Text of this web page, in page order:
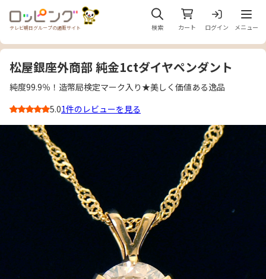
テレビ朝日グループの通販サイト 検索 カート ログイン
メニ
メニュー
松屋銀座外商部 純金1ctダイヤペンダント
純度99.9％！造幣局検定マーク入り★美しく価値ある逸品
5.01件のレビューを見る